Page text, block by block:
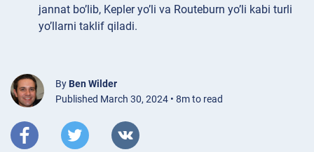
jannat bo’lib, Kepler yo’li va Routeburn yo’li kabi turli
yo’llarni taklif qiladi.
By Ben Wilder
Published March 30, 2024 • 8m to read